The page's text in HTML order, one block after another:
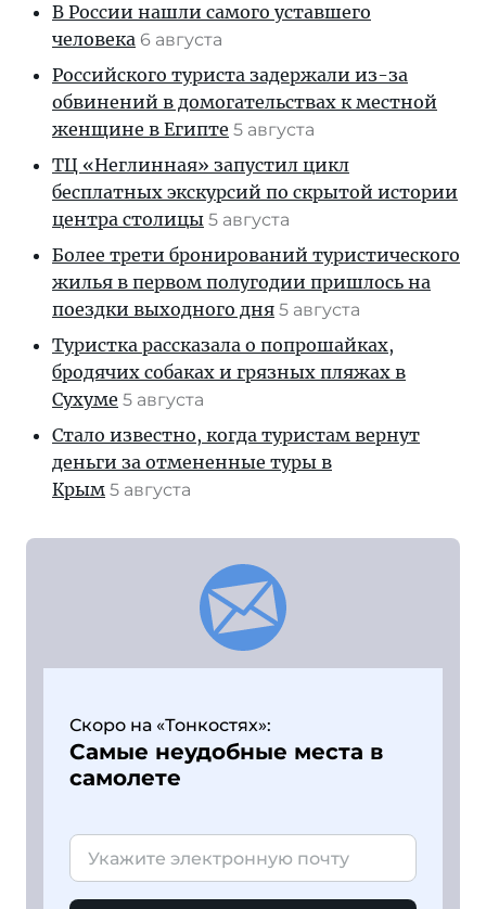
В России нашли самого уставшего
человека 6 августа
Российского туриста задержали из-за
обвинений в домогательствах к местной
женщине в Египте 5 августа
ТЦ «Неглинная» запустил цикл
бесплатных экскурсий по скрытой истории
центра столицы 5 августа
Более трети бронирований туристического
жилья в первом полугодии пришлось на
поездки выходного дня 5 августа
Туристка рассказала о попрошайках,
бродячих собаках и грязных пляжах в
Сухуме 5 августа
Стало известно, когда туристам вернут
деньги за отмененные туры в
Крым 5 августа
Скоро на «Тонкостях»:
Самые неудобные места в
самолете